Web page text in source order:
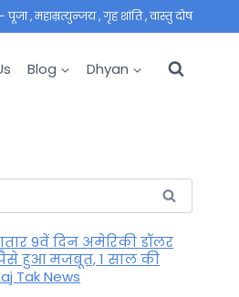
, महाम्रत्युन्जय , गृह शांति , वास्तु दोष
Blog Dhyan
9वें दिन अमेरिकी डॉलर
पैसे हुआ मजबूत, 1 साल की
Tak News